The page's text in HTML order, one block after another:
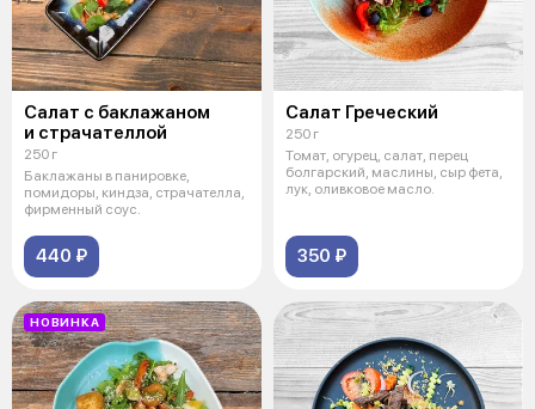
Салат с баклажаном
и страчателлой
250 г
Баклажаны в панировке,
помидоры, киндза, страчателла,
фирменный соус.
440 ₽
Салат Греческий
250 г
Томат, огурец, салат, перец
болгарский, маслины, сыр фета,
лук, оливковое масло.
350 ₽
НОВИНКА